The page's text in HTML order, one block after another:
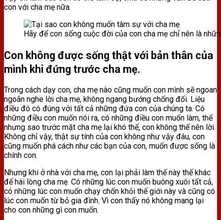
con với cha mẹ nữa.
Hãy để con sống cuộc đời của con cha mẹ chỉ nên là
Con không được sống thật với bản thân của
mình khi đứng trước cha mẹ.
Trong cách dạy con, cha mẹ nào cũng muốn con mình sẽ ngoan
ngoãn nghe lời cha mẹ, không ngang bướng chống đối. Liệu
điều đó có đúng với tất cả những đứa con của chúng ta. Có
những điều con muốn nói ra, có những điều con muốn làm, thế
nhưng sao trước mặt cha mẹ lại khó thế, con không thể nên lời.
Không chỉ vậy, thật sự tính của con không như vậy đâu, con
cũng muốn phá cách như các bạn của con, muốn được sống là
chính con.
Nhưng khi ở nhà với cha mẹ, con lại phải làm thế này thế khác
để hài lòng cha mẹ. Có những lúc con muốn buông xuôi tất cả,
có những lúc con muốn chạy chốn khỏi thế giới này và cũng có
lúc con muốn từ bỏ gia đình. Vì con thấy nó không mang lại
cho con những gì con muốn.